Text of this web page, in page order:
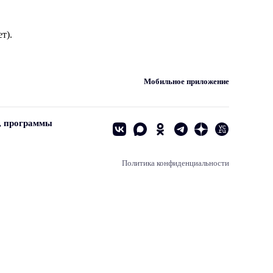
Мобильное приложение
программы
Политика конфиденциальности